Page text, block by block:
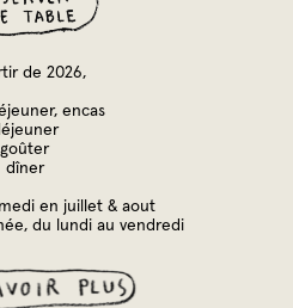
de 2026,
encas
goûter
dîner
en juillet & aout
du lundi au vendredi